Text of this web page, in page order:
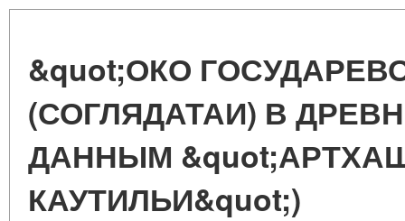
&quot;ОКО
(СОГЛЯДАТАИ) В
ДАННЫМ
КАУТИЛЬИ&quot;)